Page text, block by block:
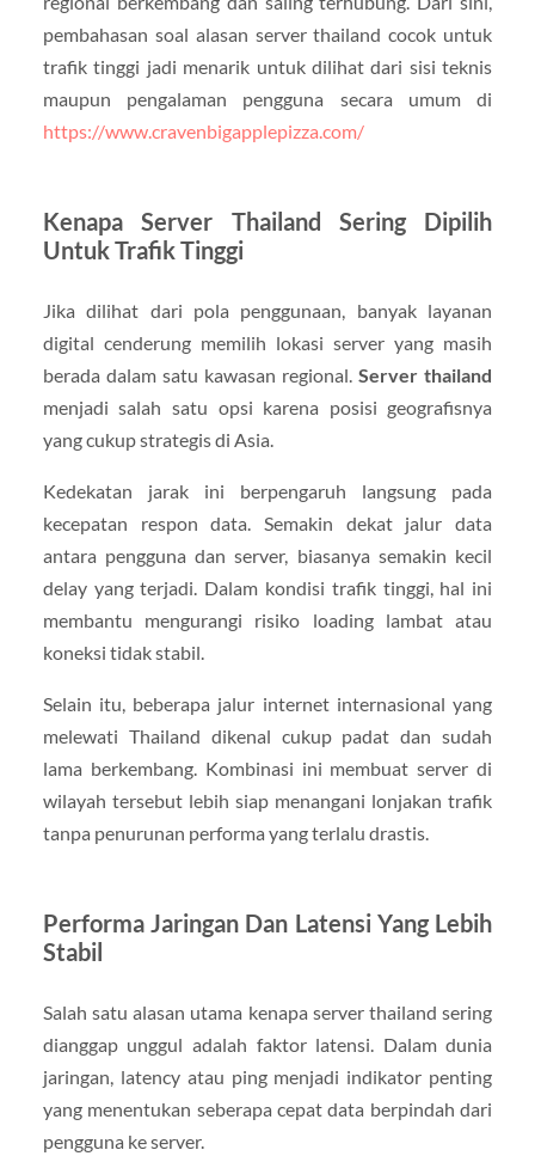
pembahasan soal alasan server thailand cocok untuk
trafik tinggi jadi menarik untuk dilihat dari sisi teknis
maupun pengalaman pengguna secara umum di
https://www.cravenbigapplepizza.com/
Kenapa Server Thailand Sering Dipilih
Untuk Trafik Tinggi
Jika dilihat dari pola penggunaan, banyak layanan
digital cenderung memilih lokasi server yang masih
berada dalam satu kawasan regional.Server thailand
menjadi salah satu opsi karena posisi geografisnya
yang cukup strategis di Asia.
Kedekatan jarak ini berpengaruh langsung pada
kecepatan respon data. Semakin dekat jalur data
antara pengguna dan server, biasanya semakin kecil
delay yang terjadi. Dalam kondisi trafik tinggi, hal ini
membantu mengurangi risiko loading lambat atau
koneksi tidak stabil.
Selain itu, beberapa jalur internet internasional yang
melewati Thailand dikenal cukup padat dan sudah
lama berkembang. Kombinasi ini membuat server di
wilayah tersebut lebih siap menangani lonjakan trafik
tanpa penurunan performa yang terlalu drastis.
Performa Jaringan Dan Latensi Yang Lebih
Stabil
Salah satu alasan utama kenapa server thailand sering
dianggap unggul adalah faktor latensi. Dalam dunia
jaringan, latency atau ping menjadi indikator penting
yang menentukan seberapa cepat data berpindah dari
pengguna ke server.